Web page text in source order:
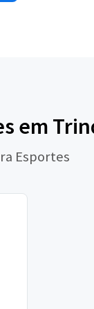
em
Esportes